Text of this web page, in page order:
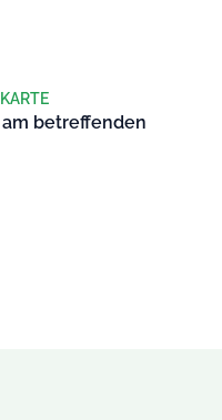
betreffenden